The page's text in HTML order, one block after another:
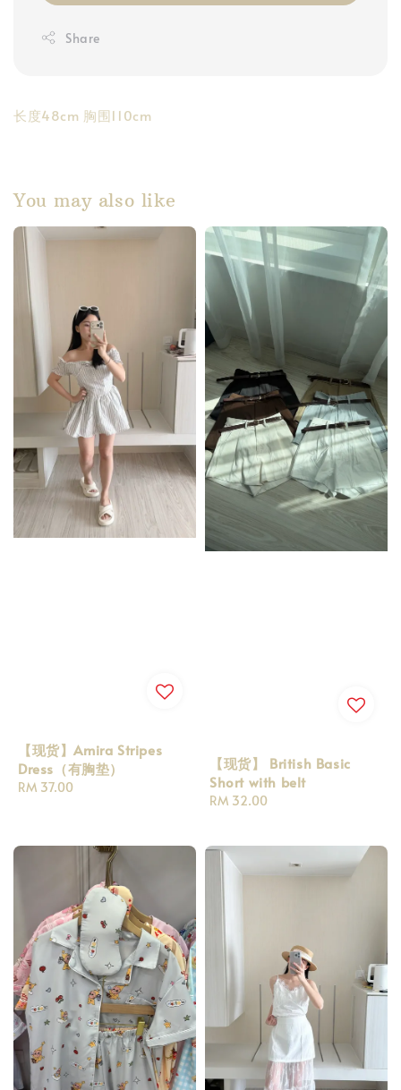
Share
长度48cm 胸围110cm
You may also like
【现货】Amira Stripes
Dress（有胸垫）
Regular
RM 37.00
【现货】 British Basic
Short with belt
Regular
RM 32.00